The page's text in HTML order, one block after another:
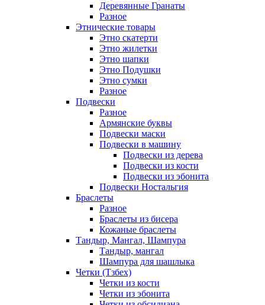
Деревянные Гранаты
Разное
Этнические товары
Этно скатерти
Этно жилетки
Этно шапки
Этно Подушки
Этно сумки
Разное
Подвески
Разное
Армянские буквы
Подвески маски
Подвески в машину
Подвески из дерева
Подвески из кости
Подвески из эбонита
Подвески Ностальгия
Браслеты
Разное
Браслеты из бисера
Кожаные браслеты
Тандыр, Мангал, Шампура
Тандыр, мангал
Шампура для шашлыка
Четки (Тзбех)
Четки из кости
Четки из эбонита